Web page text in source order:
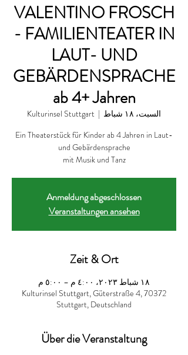
VALENTINO FROSCH
- FAMILIENTEATER IN
LAUT- UND
GEBÄRDENSPRACHE
ab 4+ Jahren
السبت، ١٨ شباط
  |
Kulturinsel Stuttgart
Ein Theaterstück für Kinder ab 4 Jahren in Laut-
mit Musik und Tanz
Anmeldung abgeschlossen
Veranstaltungen ansehen
Zeit & Ort
١٨ شباط ٢٠٢٣، ٤:٠٠ م – ٥:٠٠ م
Kulturinsel Stuttgart, Güterstraße 4, 70372
Stuttgart, Deutschland
Über die Veranstaltung